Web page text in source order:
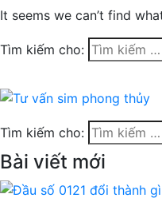
It seems we can’t find
Tìm kiếm cho:
Tìm kiếm cho:
Bài viết mới